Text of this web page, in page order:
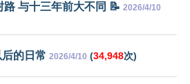
与十三年前大不同 📝 2026/4/10
的日常 2026/4/10 (34,948次)